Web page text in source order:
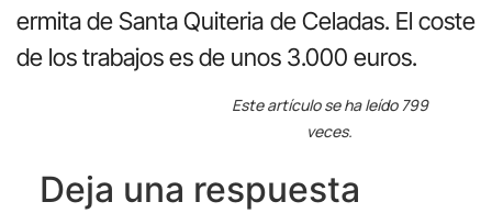
ermita de Santa Quiteria de Celadas. El coste
de los trabajos es de unos 3.000 euros.
Este artículo se ha leído 799
veces.
Deja una respuesta